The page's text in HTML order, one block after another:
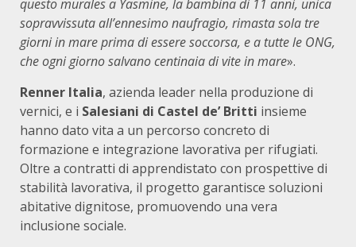
questo murales a Yasmine, la bambina di 11 anni, unica
sopravvissuta all’ennesimo naufragio, rimasta sola tre
giorni in mare prima di essere soccorsa, e a tutte le ONG,
che ogni giorno salvano centinaia di vite in mare».
Renner Italia, azienda leader nella produzione di
vernici, e i Salesiani di Castel de’ Britti insieme
hanno dato vita a un percorso concreto di
formazione e integrazione lavorativa per rifugiati.
Oltre a contratti di apprendistato con prospettive di
stabilità lavorativa, il progetto garantisce soluzioni
abitative dignitose, promuovendo una vera
inclusione sociale.